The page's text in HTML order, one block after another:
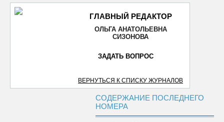
ГЛАВНЫЙ РЕДАКТОР
ОЛЬГА АНАТОЛЬЕВНА
СИЗОНОВА
ЗАДАТЬ ВОПРОС
ВЕРНУТЬСЯ К СПИСКУ ЖУРНАЛОВ
СОДЕРЖАНИЕ ПОСЛЕДНЕГО
НОМЕРА